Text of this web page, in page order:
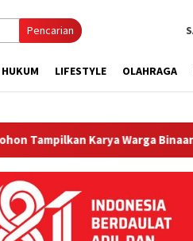
Pencarian
HUKUM LIFESTYLE OLAHRAGA
Karya Warga Binaan di TIFF